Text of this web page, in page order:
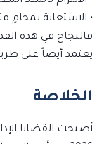
• الاستعانة بمحامٍ
فالنجاح في هذه
يعتمد أيضاً على
الخلاصة
أصبحت القضايا